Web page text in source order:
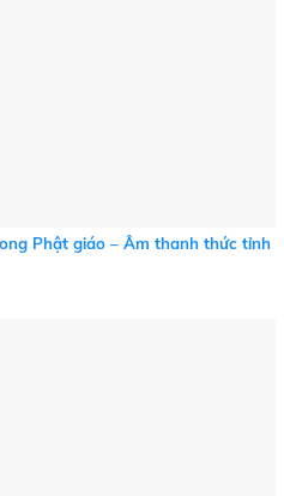
Phật giáo – Âm thanh thức tỉnh